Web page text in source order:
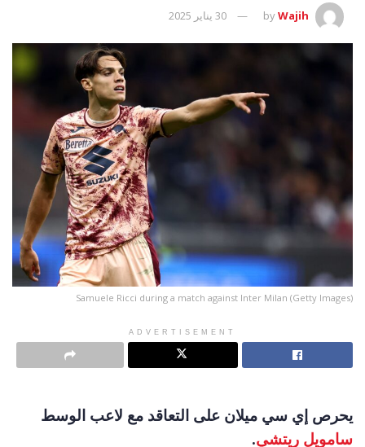
byWajih 30 يناير 2025
Samuele Ricci during a match against Inter Milan (Getty Images)
ADVERTISEMENT
يحرص إي سي ميلان على التعاقد مع لاعب الوسط
سامويل ريتشي.